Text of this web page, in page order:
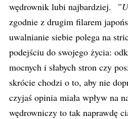
wędrownik lubi najbardziej.
zgodnie z drugim filarem
uwalnianie siebie polega na
podejściu do swojego życia:
mocnych i słabych stron czy
skrócie chodzi o to, aby nie
czyjaś opinia miała wpływ na
wędrowniczy to tak naprawdę